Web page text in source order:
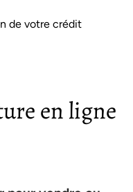
de votre crédit
en ligne